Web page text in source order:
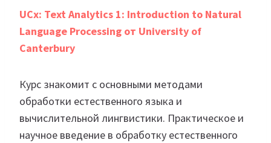
UCx: Text Analytics 1: Introduction to Natural
Language Processing от University of
Canterbury
Курс знакомит с основными методами
обработки естественного языка и
вычислительной лингвистики. Практическое и
научное введение в обработку естественного